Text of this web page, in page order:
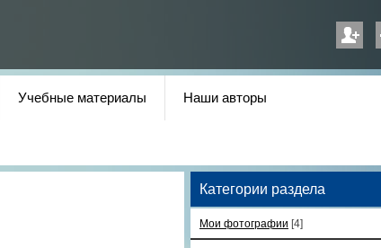
Учебные материалы Наши авторы
Категории раздела
Мои фотографии [4]